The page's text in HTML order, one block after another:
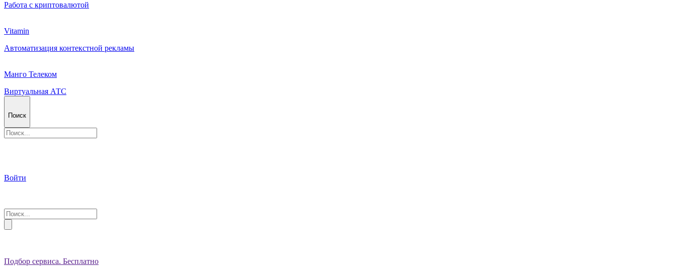
Работа с криптовалютой
Vitamin
Автоматизация контекстной рекламы
Манго Телеком
Виртуальная АТС
Поиск
Войти
Подбор сервиса. Бесплатно